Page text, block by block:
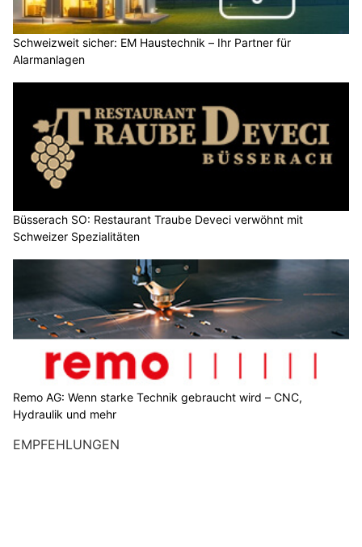
Schweizweit sicher: EM Haustechnik – Ihr Partner für
Alarmanlagen
Büsserach SO: Restaurant Traube Deveci verwöhnt mit
Schweizer Spezialitäten
Remo AG: Wenn starke Technik gebraucht wird – CNC,
Hydraulik und mehr
EMPFEHLUNGEN